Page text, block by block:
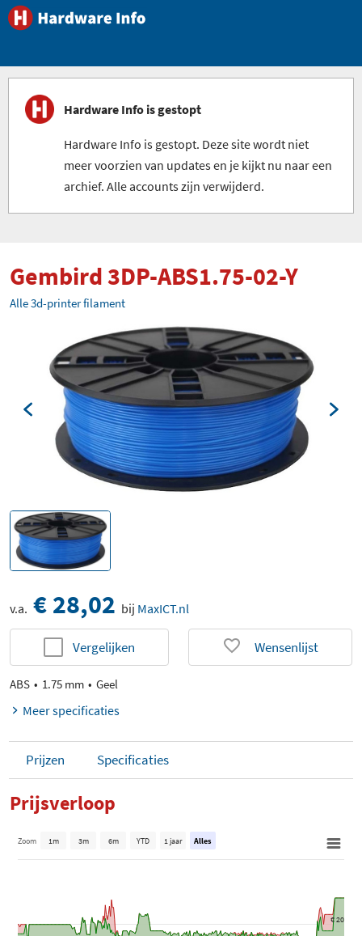
Hardware Info is gestopt
Hardware Info is gestopt. Deze site wordt niet
meer voorzien van updates en je kijkt nu naar een
archief. Alle accounts zijn verwijderd.
Gembird 3DP-ABS1.75-02-Y
Alle 3d-printer filament
v.a. € 28,02 bij MaxICT.nl
Vergelijken Wensenlijst
ABS 1.75 mm Geel
Meer specificaties
Prijzen Specificaties
Prijsverloop
€ 20
Zoom 1m 3m 6m YTD 1 jaar Alles